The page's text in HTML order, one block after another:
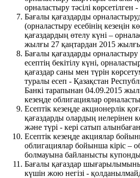
орналастыру тәсілі
Бағалы қағаздарды
(орналастыру есебінің кезеңін
қағаздардың өтелу күні –
жылғы 27 қаңтардан 2015
Бағалы қағаздарды
есептің бекітілу күні,
қағаздар саны мен түрін
туралы есеп - Қазақстан
Банкі тарапынан 04.09.2015
кезеңде облигациялар
Есептік кезеңде акционерлік
қағаздарды олардың иелерінен
және түрі - кері сатып
Есептік кезеңде акциялар
облигациялар бойынша кіріс –
болмауына байланысты
Бағалы қағаздар
күшін жою негізі -